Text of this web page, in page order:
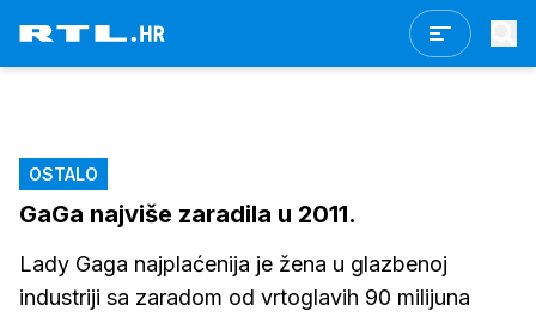
OSTALO
GaGa najviše zaradila u 2011.
Lady Gaga najplaćenija je žena u glazbenoj
industriji sa zaradom od vrtoglavih 90 milijuna